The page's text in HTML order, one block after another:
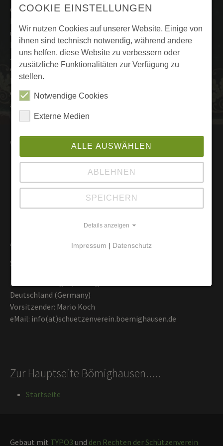
dass sich die unsäglichen Kriege nicht wiederholen.
übernahm auch in diesem Jahr wieder der Musikverein
Rhena, dem wir recht herzlichen Dank sagen. Den Kranz
zum Gedenken an die Opfer von Gewalt und Kriegen legte
eine Abordnung des Schützenvereins am Ehrenmal nieder.
Nach der Feierstunde trafen sich der Musikverein Rhena und
eine Vielzahl der Teilnehmer noch im Gastahus Ritter zum
aufwärmen. /Ück.
Wichtige Seiten
Wichtige Daten
Sitemap
Anschrift
Schützenverein 1919 Bömighausen e.V.
D-34508 Willingen/ Bömighausen
Deutschland (Germany)
Vorsitzender: Mario Koch
eMail: info(at)schuetzenverein.boemighausen.de
Zur Hauptseite Bömighausen.....
Startseite
Gebaut mit TYPO3 und den Rechten der Schützenverein
COOKIE EINSTELLUNGEN
Wir nutzen Cookies auf unserer Website. Einige von
ihnen sind technisch notwendig, während andere
uns helfen, diese Website zu verbessern oder
zusätzliche Funktionalitäten zur Verfügung zu
stellen.
Notwendige Cookies
Externe Medien
ALLE AUSWÄHLEN
ABLEHNEN
SPEICHERN
Details anzeigen
Impressum | Datenschutz